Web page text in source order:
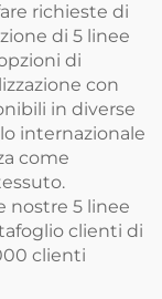
richieste di
di 5 linee
di
con
in diverse
internazionale
come
nostre 5 linee
clienti di
clienti